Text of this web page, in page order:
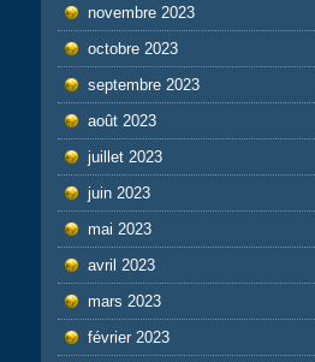
novembre 2023
octobre 2023
septembre 2023
août 2023
juillet 2023
juin 2023
mai 2023
avril 2023
mars 2023
février 2023